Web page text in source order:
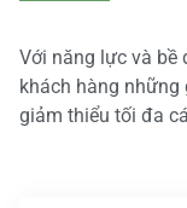
Với năng lực và bề
khách hàng
giảm thiểu tối đa